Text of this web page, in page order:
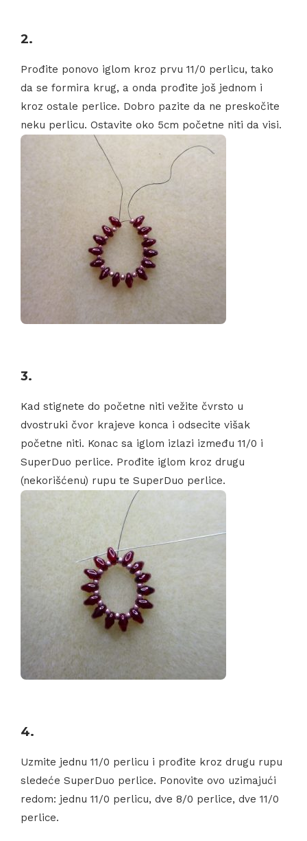
2.
Prođite ponovo iglom kroz prvu 11/0 perlicu, tako
da se formira krug, a onda prođite još jednom i
kroz ostale perlice. Dobro pazite da ne preskočite
neku perlicu. Ostavite oko 5cm početne niti da visi.
3.
Kad stignete do početne niti vežite čvrsto u
dvostruki čvor krajeve konca i odsecite višak
početne niti. Konac sa iglom izlazi između 11/0 i
SuperDuo perlice. Prođite iglom kroz drugu
(nekorišćenu) rupu te SuperDuo perlice.
4.
Uzmite jednu 11/0 perlicu i prođite kroz drugu rupu
sledeće SuperDuo perlice. Ponovite ovo uzimajući
redom: jednu 11/0 perlicu, dve 8/0 perlice, dve 11/0
perlice.